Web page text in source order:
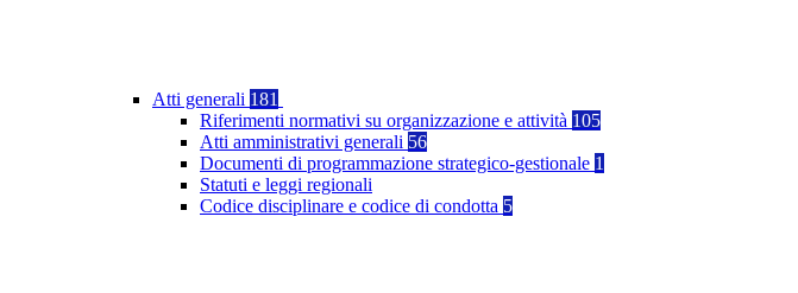
Atti generali 181
Riferimenti normativi su organizzazione e attività 105
Atti amministrativi generali 56
Documenti di programmazione strategico-gestionale 1
Statuti e leggi regionali
Codice disciplinare e codice di condotta 5